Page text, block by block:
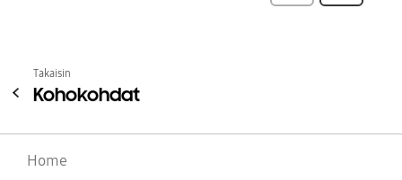
Takaisin
Kohokohdat
Home